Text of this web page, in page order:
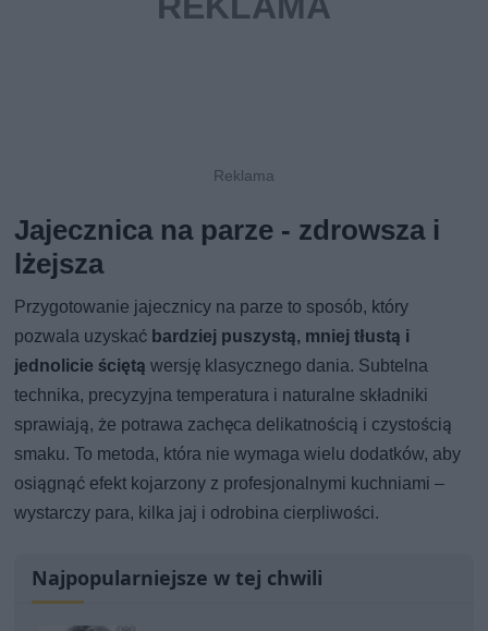
Jajecznica na parze - zdrowsza i
lżejsza
Przygotowanie jajecznicy na parze to sposób, który
pozwala uzyskać bardziej puszystą, mniej tłustą i
jednolicie ściętą wersję klasycznego dania. Subtelna
technika, precyzyjna temperatura i naturalne składniki
sprawiają, że potrawa zachęca delikatnością i czystością
smaku. To metoda, która nie wymaga wielu dodatków, aby
osiągnąć efekt kojarzony z profesjonalnymi kuchniami –
wystarczy para, kilka jaj i odrobina cierpliwości.
Najpopularniejsze w tej chwili